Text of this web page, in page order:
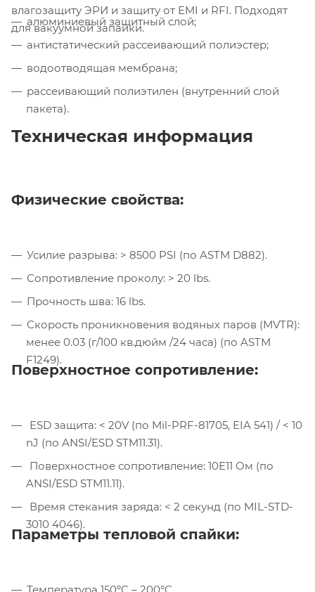
влагозащиту ЭРИ и защиту от EMI и RFI. Подходят
для вакуумной запайки.
алюминиевый защитный слой;
антистатический рассеивающий полиэстер;
водоотводящая мембрана;
рассеивающий полиэтилен (внутренний слой
пакета).
Техническая информация
Физические свойства:
Усилие разрыва: > 8500 PSI (по ASTM D882).
Сопротивление проколу: > 20 lbs.
Прочность шва: 16 lbs.
Скорость проникновения водяных паров (MVTR):
менее 0.03 (г/100 кв.дюйм /24 часа) (по ASTM
F1249).
Поверхностное сопротивление:
nJ (по ANSI/ESD STM11.31).
Поверхностное сопротивление: 10E11 Ом (по
ANSI/ESD STM11.11).
3010 4046).
Параметры тепловой спайки: